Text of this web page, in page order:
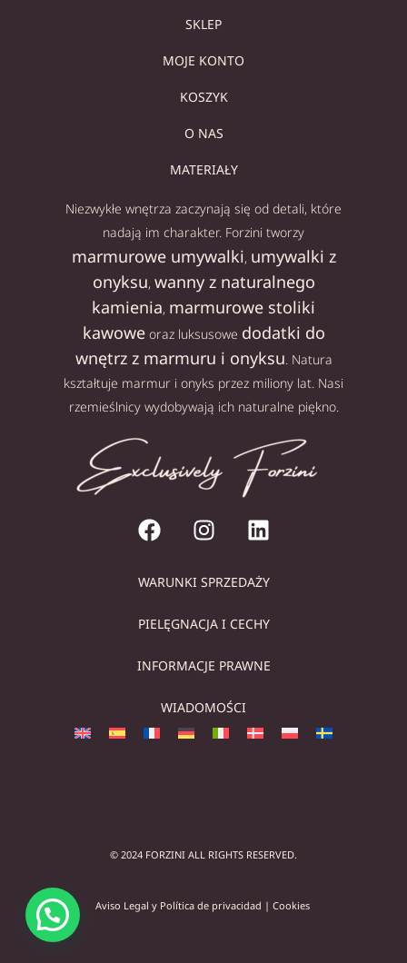
SKLEP
MOJE KONTO
KOSZYK
O NAS
MATERIAŁY
Niezwykłe wnętrza zaczynają się od detali, które
nadają im charakter. Forzini tworzy
marmurowe umywalki, umywalki z
onyksu, wanny z naturalnego
kamienia, marmurowe stoliki
kawoweoraz luksusowe dodatki do
wnętrz z marmuru i onyksu. Natura
kształtuje marmur i onyks przez miliony lat. Nasi
rzemieślnicy wydobywają ich naturalne piękno.
WARUNKI SPRZEDAŻY
PIELĘGNACJA I CECHY
INFORMACJE PRAWNE
WIADOMOŚCI
© 2024 FORZINI ALL RIGHTS RESERVED.
Aviso Legal y Política de privacidad | Cookies